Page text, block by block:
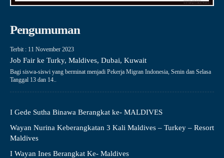
Pengumuman
Terbit : 11 November 2023
Job Fair ke Turky, Maldives, Dubai, Kuwait
Bagi siswa-siswi yang berminat menjadi Pekerja Migran Indonesia, Senin dan Selasa
Tanggal 13 dan 14..
I Gede Sutha Binawa Berangkat ke- MALDIVES
Wayan Nurina Keberangkatan 3 Kali Maldives – Turkey – Resort
Maldives
I Wayan Ines Berangkat Ke- Maldives